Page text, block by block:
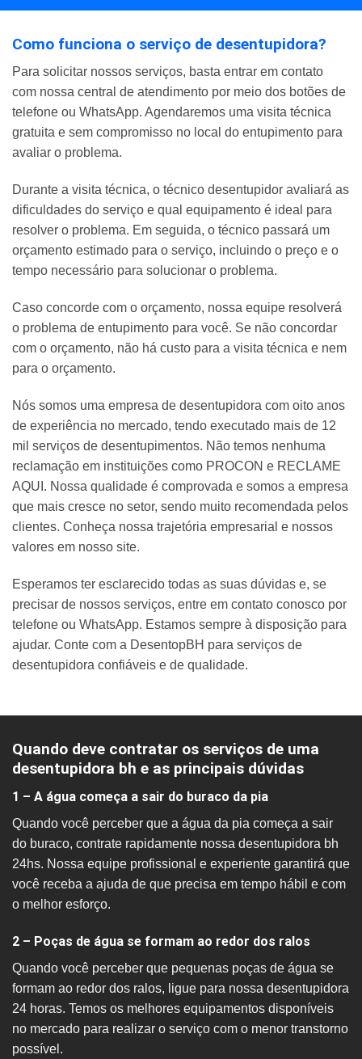
Como funciona o serviço de desentupidora?
Para solicitar nossos serviços, basta entrar em contato
com nossa central de atendimento por meio dos botões de
telefone ou WhatsApp. Agendaremos uma visita técnica
gratuita e sem compromisso no local do entupimento para
avaliar o problema.
Durante a visita técnica, o técnico desentupidor avaliará as
dificuldades do serviço e qual equipamento é ideal para
resolver o problema. Em seguida, o técnico passará um
orçamento estimado para o serviço, incluindo o preço e o
tempo necessário para solucionar o problema.
Caso concorde com o orçamento, nossa equipe resolverá
o problema de entupimento para você. Se não concordar
com o orçamento, não há custo para a visita técnica e nem
para o orçamento.
Nós somos uma empresa de desentupidora com oito anos
de experiência no mercado, tendo executado mais de 12
mil serviços de desentupimentos. Não temos nenhuma
reclamação em instituições como PROCON e RECLAME
AQUI. Nossa qualidade é comprovada e somos a empresa
que mais cresce no setor, sendo muito recomendada pelos
clientes. Conheça nossa trajetória empresarial e nossos
valores em nosso site.
Esperamos ter esclarecido todas as suas dúvidas e, se
precisar de nossos serviços, entre em contato conosco por
telefone ou WhatsApp. Estamos sempre à disposição para
ajudar. Conte com a DesentopBH para serviços de
desentupidora confiáveis e de qualidade.
Quando deve contratar os serviços de uma
desentupidora bh e as principais dúvidas
1 – A água começa a sair do buraco da pia
Quando você perceber que a água da pia começa a sair
do buraco, contrate rapidamente nossa desentupidora bh
24hs. Nossa equipe profissional e experiente garantirá que
você receba a ajuda de que precisa em tempo hábil e com
o melhor esforço.
2 – Poças de água se formam ao redor dos ralos
Quando você perceber que pequenas poças de água se
formam ao redor dos ralos, ligue para nossa desentupidora
24 horas. Temos os melhores equipamentos disponíveis
no mercado para realizar o serviço com o menor transtorno
possível.